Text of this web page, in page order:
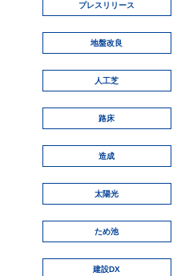
プレスリリース
地盤改良
人工芝
路床
造成
太陽光
ため池
建設DX